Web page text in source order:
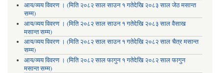
आय/व्यय विवरण । (मिति २०८२ साल साउन १ गतेदेखि २०८३ साल जेठ मसान्त
सम्म)
आय/व्यय विवरण । (मिति २०८२ साल साउन १ गतेदेखि २०८३ साल वैसाख
मसान्त सम्म)
आय/व्यय विवरण । (मिति २०८२ साल साउन १ गतेदेखि २०८२ साल चैत्र मसान्त
सम्म)
आय/व्यय विवरण । (मिति २०८२ साल फागुन १ गतेदेखि २०८२ साल फागुन
मसान्त सम्म)